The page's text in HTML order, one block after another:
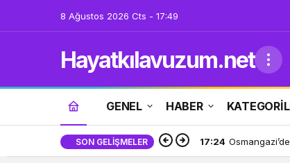
8 Ağustos 2026 Cts - 17:49
Hayatkılavuzum.net
GENEL HABER
SON GELIŞMELER 17:24